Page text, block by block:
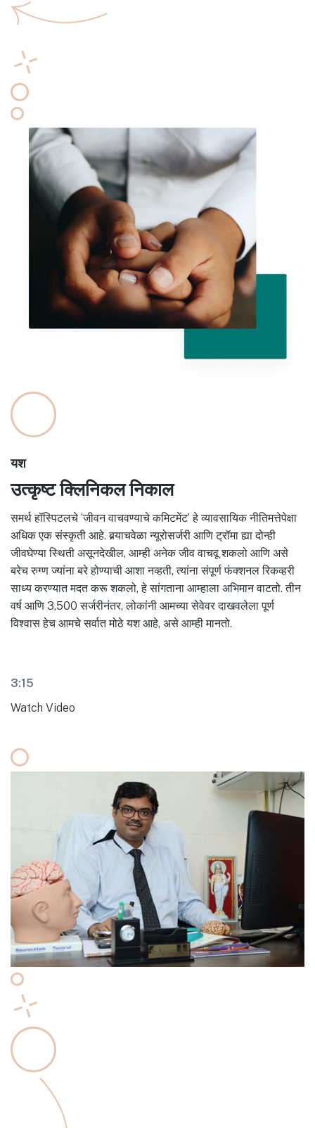
यश
उत्कृष्ट क्लिनिकल निकाल
समर्थ हॉस्पिटलचे ‘जीवन वाचवण्याचे कमिटमेंट’ हे व्यावसायिक नीतिमत्तेपेक्षा
अधिक एक संस्कृती आहे. बर्‍याचवेळा न्यूरोसर्जरी आणि ट्रॉमा ह्या दोन्ही
जीवघेण्या स्थिती असूनदेखील, आम्ही अनेक जीव वाचवू शकलो आणि असे
बरेच रुग्ण ज्यांना बरे होण्याची आशा नव्हती, त्यांना संपूर्ण फंक्शनल रिकव्हरी
साध्य करण्यात मदत करू शकलो, हे सांगताना आम्हाला अभिमान वाटतो. तीन
वर्ष आणि 3,500 सर्जरीनंतर, लोकांनी आमच्या सेवेवर दाखवलेला पूर्ण
विश्वास हेच आमचे सर्वात मोठे यश आहे, असे आम्ही मानतो.
3:15
Watch Video